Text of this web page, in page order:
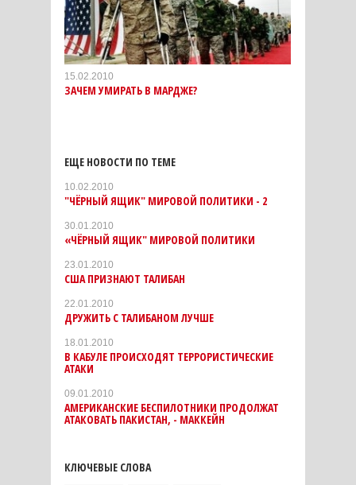
15.02.2010
ЗАЧЕМ УМИРАТЬ В МАРДЖЕ?
ЕЩЕ НОВОСТИ ПО ТЕМЕ
10.02.2010
"ЧЁРНЫЙ ЯЩИК" МИРОВОЙ ПОЛИТИКИ - 2
30.01.2010
«ЧЁРНЫЙ ЯЩИК" МИРОВОЙ ПОЛИТИКИ
23.01.2010
США ПРИЗНАЮТ ТАЛИБАН
22.01.2010
ДРУЖИТЬ С ТАЛИБАНОМ ЛУЧШЕ
18.01.2010
В КАБУЛЕ ПРОИСХОДЯТ ТЕРРОРИСТИЧЕСКИЕ
АТАКИ
09.01.2010
АМЕРИКАНСКИЕ БЕСПИЛОТНИКИ ПРОДОЛЖАТ
АТАКОВАТЬ ПАКИСТАН, - МАККЕЙН
КЛЮЧЕВЫЕ СЛОВА